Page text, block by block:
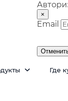
×
Email
Где